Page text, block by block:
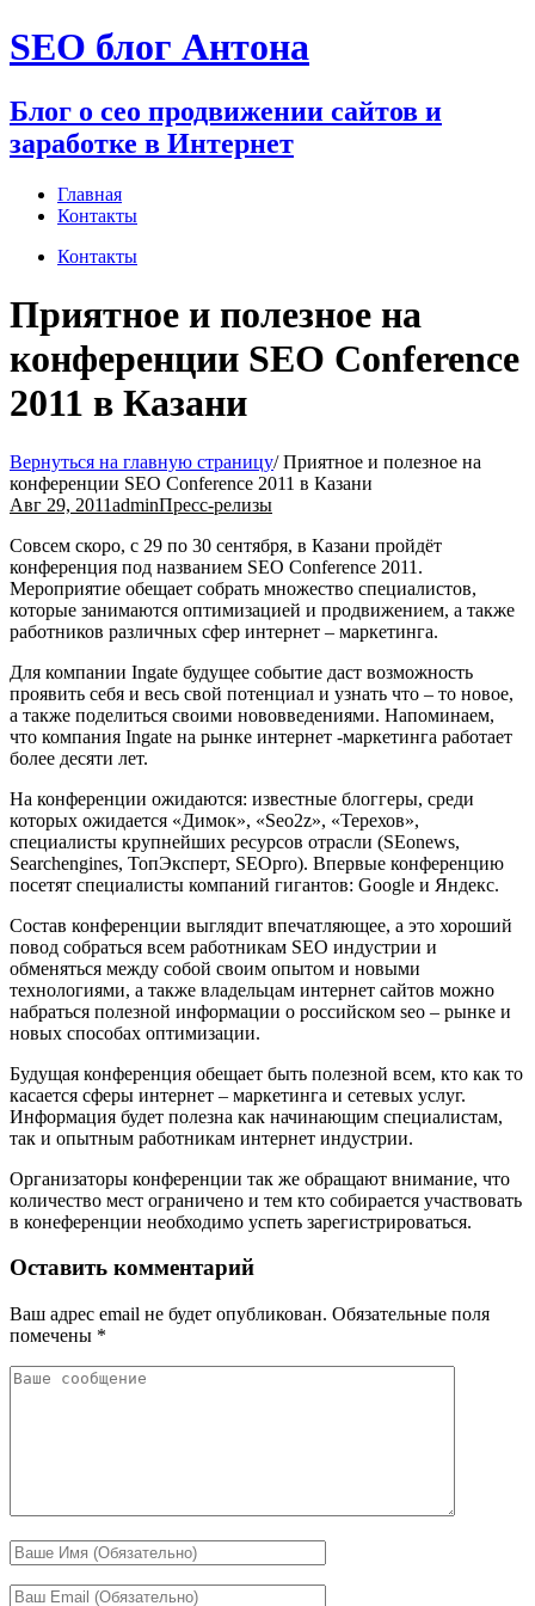
Перейти
к
SEO блог Антона
Блог о сео продвижении сайтов и
заработке в Интернет
Главная
Контакты
Контакты
Приятное и полезное на
конференции SEO Conference
2011 в Казани
Вернуться на главную страницу/Приятное и полезное на
конференции SEO Conference 2011 в Казани
Авг 29, 2011adminПресс-релизы
Совсем скоро, с 29 по 30 сентября, в Казани пройдёт
конференция под названием SEO Conference 2011.
Мероприятие обещает собрать множество специалистов,
которые занимаются оптимизацией и продвижением, а также
работников различных сфер интернет – маркетинга.
Для компании Ingate будущее событие даст возможность
проявить себя и весь свой потенциал и узнать что – то новое,
а также поделиться своими нововведениями. Напоминаем,
что компания Ingate на рынке интернет -маркетинга работает
более десяти лет.
На конференции ожидаются: известные блоггеры, среди
которых ожидается «Димок», «Seo2z», «Терехов»,
специалисты крупнейших ресурсов отрасли (SEonews,
Searchengines, ТопЭксперт, SEOpro). Впервые конференцию
посетят специалисты компаний гигантов: Google и Яндекс.
Состав конференции выглядит впечатляющее, а это хороший
повод собраться всем работникам SEO индустрии и
обменяться между собой своим опытом и новыми
технологиями, а также владельцам интернет сайтов можно
набраться полезной информации о российском seo – рынке и
новых способах оптимизации.
Будущая конференция обещает быть полезной всем, кто как то
касается сферы интернет – маркетинга и сетевых услуг.
Информация будет полезна как начинающим специалистам,
так и опытным работникам интернет индустрии.
Организаторы конференции так же обращают внимание, что
количество мест ограничено и тем кто собирается участвовать
в конеференции необходимо успеть зарегистрироваться.
Оставить комментарий
Ваш адрес email не будет опубликован. Обязательные поля
помечены *